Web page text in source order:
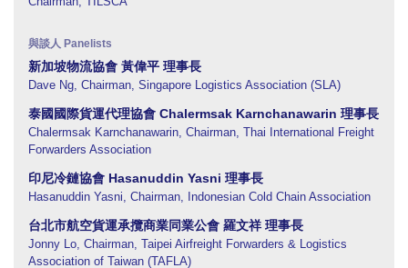
新加坡物流協會 黃偉平 理事長
Dave Ng, Chairman, Singapore Logistics Association (SLA)
泰國國際貨運代理協會 Chalermsak Karnchanawarin 理事長
Chalermsak Karnchanawarin, Chairman, Thai International Freight
Forwarders Association
印尼冷鏈協會 Hasanuddin Yasni 理事長
Hasanuddin Yasni, Chairman, Indonesian Cold Chain Association
台北市航空貨運承攬商業同業公會 羅文祥 理事長
Jonny Lo, Chairman, Taipei Airfreight Forwarders & Logistics
Association of Taiwan (TAFLA)